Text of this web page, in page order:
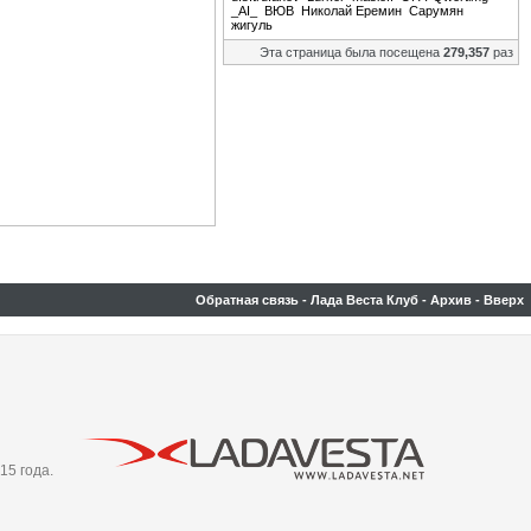
_AI_
ВЮВ Николай Еремин Сарумян
жигуль
Эта страница была посещена 279,357 раз
Обратная связь - Лада Веста Клуб - Архив - Вверх
года.